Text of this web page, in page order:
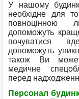
У нашому
необхідне для
повноцінною
допоможуть
почуватися
допоможуть
також Ви
медичне
перед
Персонал